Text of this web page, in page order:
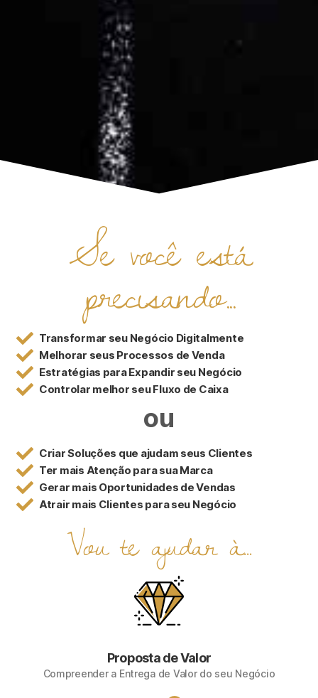
Se você está
precisando...
Transformar seu Negócio Digitalmente
Melhorar seus Processos de Venda
Estratégias para Expandir seu Negócio
Controlar melhor seu Fluxo de Caixa
ou
Criar Soluções que ajudam seus Clientes
Ter mais Atenção para sua Marca
Gerar mais Oportunidades de Vendas
Atrair mais Clientes para seu Negócio
Vou te ajudar à...
Proposta de Valor
Compreender a Entrega de Valor do seu Negócio